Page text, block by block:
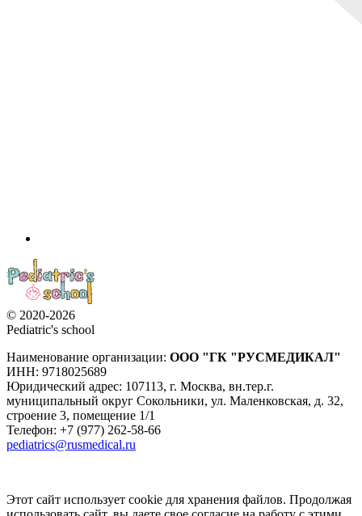
© 2020-2026
Pediatric's school
Наименование организации: ООО "ГК "РУСМЕДИКАЛ"
ИНН: 9718025689
Юридический адрес: 107113, г. Москва, вн.тер.г.
муниципальный округ Сокольники, ул. Маленковская, д. 32,
строение 3, помещение 1/1
Телефон: +7 (977) 262-58-66
pediatrics@rusmedical.ru
Этот сайт использует cookie для хранения файлов. Продолжая